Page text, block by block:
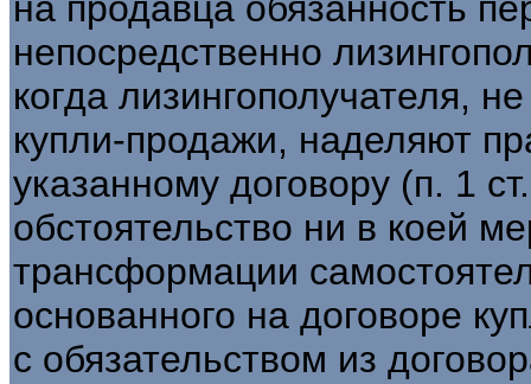
непосредственно
когда лизингополучателя,
купли-продажи, наделяют
указанному договору (п. 1
обстоятельство ни в коей
трансформации
основанного на договоре
с обязательством из